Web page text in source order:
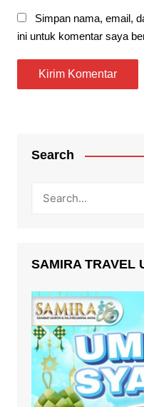
Simpan nama, email,
ini untuk komentar saya
Search
SAMIRA TRAVEL